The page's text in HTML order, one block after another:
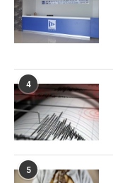
4
5